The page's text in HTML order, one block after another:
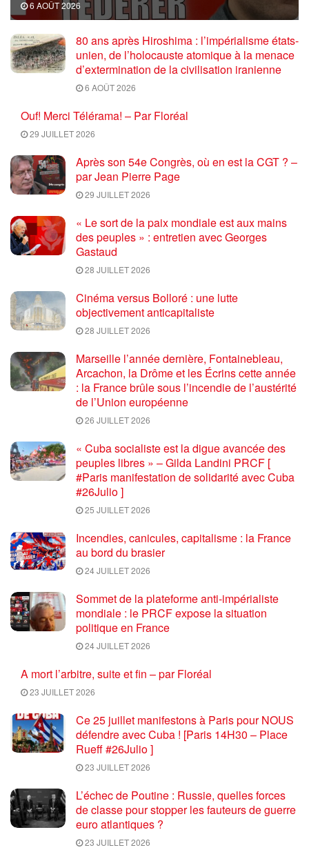
6 AOÛT 2026
80 ans après Hiroshima : l’impérialisme états-
unien, de l’holocauste atomique à la menace
d’extermination de la civilisation iranienne
6 AOÛT 2026
Ouf! Merci Télérama! – Par Floréal
29 JUILLET 2026
Après son 54e Congrès, où en est la CGT ? –
par Jean Pierre Page
29 JUILLET 2026
« Le sort de la paix mondiale est aux mains
des peuples » : entretien avec Georges
Gastaud
28 JUILLET 2026
Cinéma versus Bolloré : une lutte
objectivement anticapitaliste
28 JUILLET 2026
Marseille l’année dernière, Fontainebleau,
Arcachon, la Drôme et les Écrins cette année
: la France brûle sous l’incendie de l’austérité
de l’Union européenne
26 JUILLET 2026
« Cuba socialiste est la digue avancée des
peuples libres » – Gilda Landini PRCF [
#Paris manifestation de solidarité avec Cuba
#26Julio ]
25 JUILLET 2026
Incendies, canicules, capitalisme : la France
au bord du brasier
24 JUILLET 2026
Sommet de la plateforme anti-impérialiste
mondiale : le PRCF expose la situation
politique en France
24 JUILLET 2026
A mort l’arbitre, suite et fin – par Floréal
23 JUILLET 2026
Ce 25 juillet manifestons à Paris pour NOUS
défendre avec Cuba ! [Paris 14H30 – Place
Rueff #26Julio ]
23 JUILLET 2026
L’échec de Poutine : Russie, quelles forces
de classe pour stopper les fauteurs de guerre
euro atlantiques ?
23 JUILLET 2026